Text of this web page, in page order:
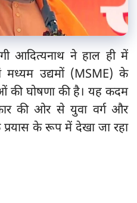
आदित्यनाथ ने हाल ही में
उद्यमों (MSME) के
की घोषणा की है। यह कदम
की ओर से युवा वर्ग और
के रूप में देखा जा रहा